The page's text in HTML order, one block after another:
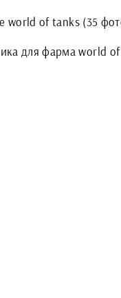
world of tanks (35